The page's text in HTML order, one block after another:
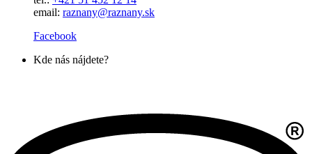
email: raznany@raznany.sk
Facebook
Kde nás nájdete?